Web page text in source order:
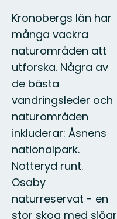
Kronobergs län har
många vackra
naturområden att
utforska. Några av
de bästa
vandringsleder och
naturområden
inkluderar: Åsnens
nationalpark.
Notteryd runt.
Osaby
naturreservat - en
stor skog med sjöar